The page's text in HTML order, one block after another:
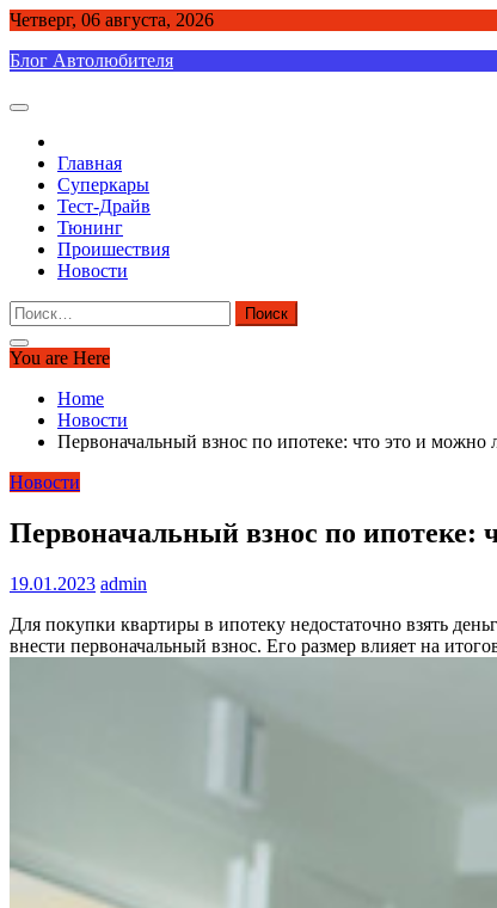
Skip
content
Четверг, 06 августа, 2026
Блог Автолюбителя
Главная
Суперкары
Тест-Драйв
Тюнинг
Проишествия
Новости
Найти:
You are Here
Home
Новости
Первоначальный взнос по ипотеке: что это и можно
Новости
Первоначальный взнос по ипотеке:
19.01.2023 admin
Для покупки квартиры в ипотеку недостаточно взять
внести первоначальный взнос. Его размер влияет на